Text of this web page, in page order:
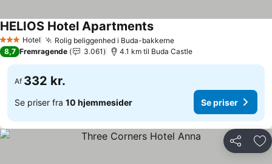
3 StjernerHotel Rolig beliggenhed i Buda-bakkerne
HELIOS Hotel Apartments
8,7 Fremragende 3.061 4.1 km til Buda Castle
Af 332 kr.
Se priser fra 10 hjemmesider Se priser
Del